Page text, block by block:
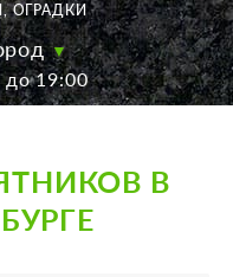
19:00
ОГРАДКИ
до 19:00
В